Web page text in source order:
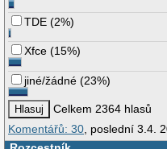
TDE (2%)
Xfce (15%)
jiné/žádné (23%)
Celkem 2364 hlasů
Komentářů: 30, poslední 3.4.